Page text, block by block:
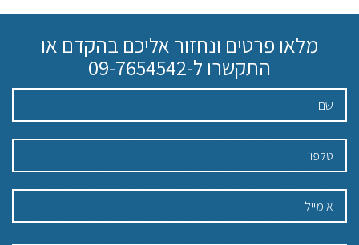
מלאו פרטים ונחזור אליכם בהקדם או
התקשרו ל-09-7654542